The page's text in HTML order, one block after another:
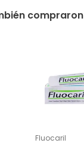
compraron
Fluocaril